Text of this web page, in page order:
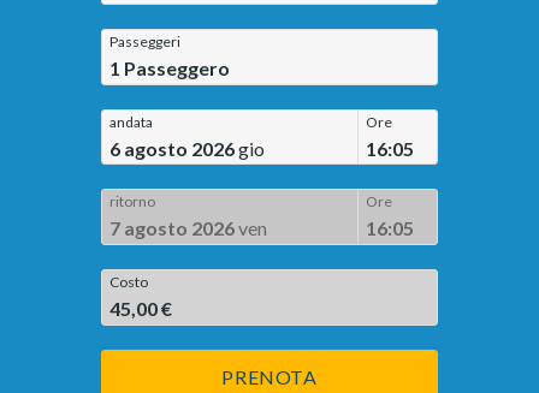
Passeggeri
1 Passeggero
andata
6 agosto 2026gio
Ore
16:05
ritorno
7 agosto 2026ven
Ore
16:05
Costo
45,00 €
PRENOTA